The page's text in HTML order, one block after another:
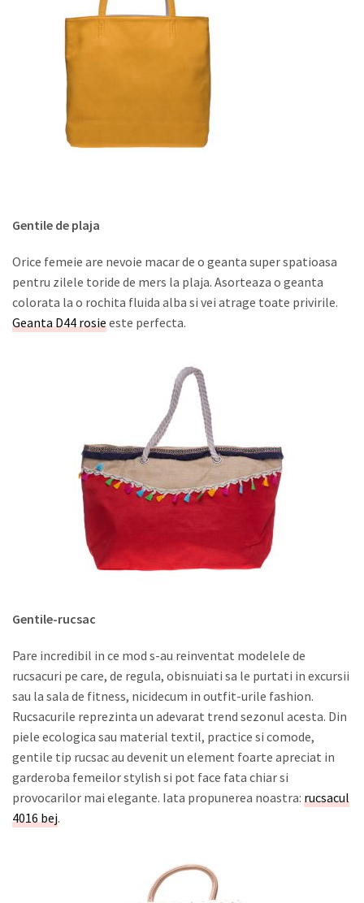
Gentile de plaja
Orice femeie are nevoie macar de o geanta super spatioasa
pentru zilele toride de mers la plaja. Asorteaza o geanta
colorata la o rochita fluida alba si vei atrage toate privirile.
Geanta D44 rosie este perfecta.
Gentile-rucsac
Pare incredibil in ce mod s-au reinventat modelele de
rucsacuri pe care, de regula, obisnuiati sa le purtati in excursii
sau la sala de fitness, nicidecum in outfit-urile fashion.
Rucsacurile reprezinta un adevarat trend sezonul acesta. Din
piele ecologica sau material textil, practice si comode,
gentile tip rucsac au devenit un element foarte apreciat in
garderoba femeilor stylish si pot face fata chiar si
provocarilor mai elegante. Iata propunerea noastra: rucsacul
4016 bej.